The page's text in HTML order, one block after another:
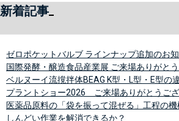
新着記事
ゼロポケットバルブ ラインナップ追加のお
国際発酵・醸造食品産業展 ご来場ありがと
ベルヌーイ流撹拌体BEAG K型・L型・E型の
プラントショー2026 ご来場ありがとうござ
医薬品原料の「袋を振って混ぜる」工程の
しんどい作業を解消できるか？